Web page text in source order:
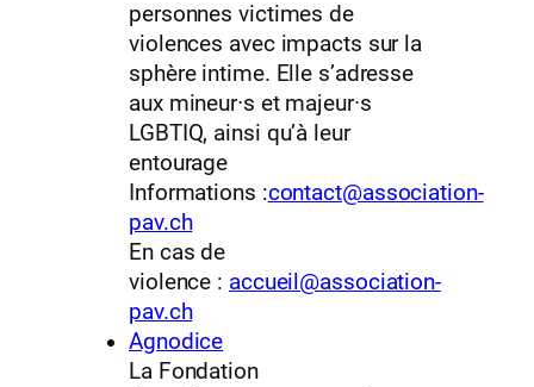
personnes victimes de
violences avec impacts sur la
sphère intime. Elle s’adresse
aux mineur·s et majeur·s
LGBTIQ, ainsi qu’à leur
entourage
Informations :contact@association-
pav.ch
En cas de
violence : accueil@association-
pav.ch
Agnodice
La Fondation